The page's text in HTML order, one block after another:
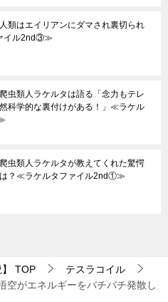
類はエイリアンにダマされ裏切られ
イル2nd③≫
虫類人ラケルタは語る「念力もテレ
科学的な裏付けがある！」≪ラケル
虫類人ラケルタが教えてくれた驚愕
は？≪ラケルタファイル2nd①≫
TOP
テスラコイル
空がエネルギーをバチバチ発散し